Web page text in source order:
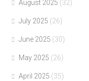
August 2025 (32)
July 2025 (26)
June 2025 (30)
May 2025 (26)
April 2025 (35)